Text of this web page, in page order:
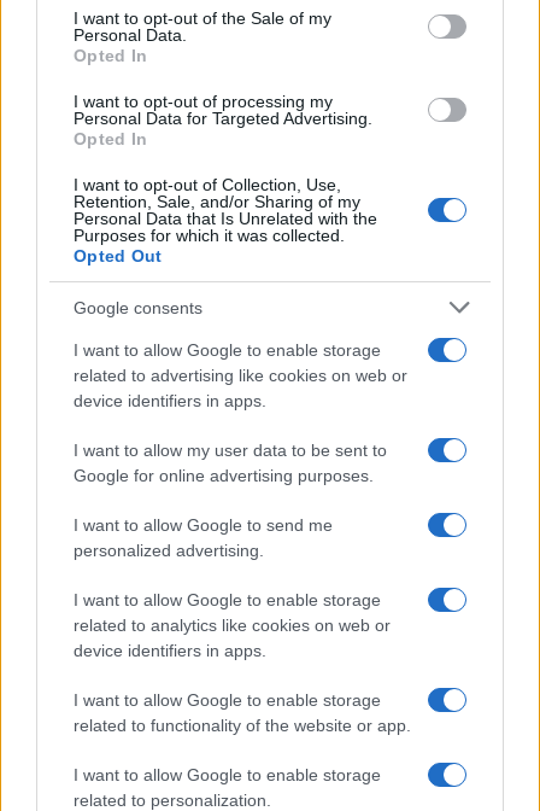
consent section.
I want to opt-out of the Sale of my
Personal Data.
Opted In
I want to opt-out of processing my
Personal Data for Targeted Advertising.
Opted In
I want to opt-out of Collection, Use,
Retention, Sale, and/or Sharing of my
Personal Data that Is Unrelated with the
Purposes for which it was collected.
Opted Out
Google consents
I want to allow Google to enable storage
related to advertising like cookies on web or
device identifiers in apps.
I want to allow my user data to be sent to
Google for online advertising purposes.
I want to allow Google to send me
personalized advertising.
I want to allow Google to enable storage
related to analytics like cookies on web or
device identifiers in apps.
I want to allow Google to enable storage
related to functionality of the website or app.
I want to allow Google to enable storage
related to personalization.
Ευτράπελες ιστορίες από το
Μακρή για τηλεκπαίδευση:
Παρακολουθούμε στενά τα
μαθησιακά και
αποτελέσματά της
Συρίγος: Τι είπε για άνοιγμα
επαναφορά ΤΕΙ
26/03/2021 - 10:34
Κεραμέως: Τι είπε για παράταση
σχολικού έτους, Πανελλήνιες
2021, άνοιγμα σχολείων
24/03/2021 - 10:54
Νέα Δημοκρατία: Έξι fake news
για την τηλεκπαίδευση